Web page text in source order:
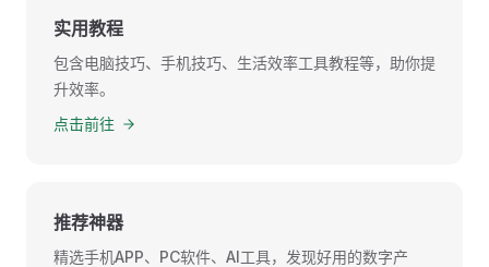
实用教程
包含电脑技巧、手机技巧、生活效率工具教程等，助你提
升效率。
点击前往
推荐神器
精选手机APP、PC软件、AI工具，发现好用的数字产